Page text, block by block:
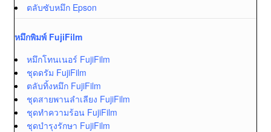
ตลับซับหมึก Epson
หมึกพิมพ์ FujiFilm
หมึกโทนเนอร์ FujiFilm
ชุดดรัม FujiFilm
ตลับทิ้งหมึก FujiFilm
ชุดสายพานลำเลียง FujiFilm
ชุดทำความร้อน FujiFilm
ชุดบำรุงรักษา FujiFilm